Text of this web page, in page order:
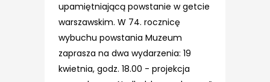
upamiętniającą powstanie w getcie
warszawskim. W 74. rocznicę
wybuchu powstania Muzeum
zaprasza na dwa wydarzenia: 19
kwietnia, godz. 18.00 - projekcja